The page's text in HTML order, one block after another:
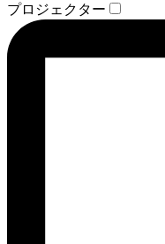
プロジェクター